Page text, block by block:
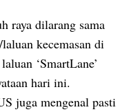
raya dilarang sama
kecemasan di
‘SmartLane’
hari ini.
juga mengenal pasti